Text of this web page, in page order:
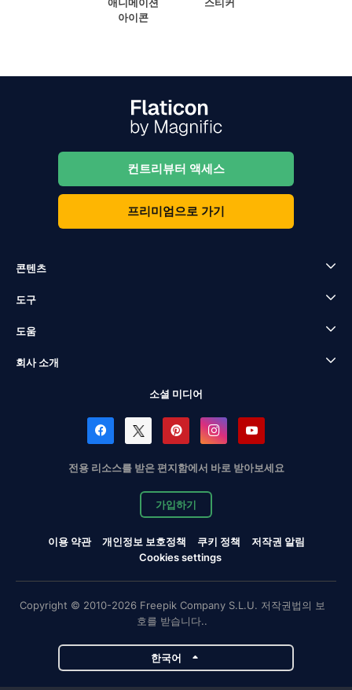
아이콘
컨트리뷰터 액세스
프리미엄으로 가기
콘텐츠
도구
도움
회사 소개
소셜 미디어
전용 리소스를 받은 편지함에서 바로 받아보세요
가입하기
이용 약관 개인정보 보호정책 쿠키 정책
저작권 알림
Cookies settings
Copyright © 2010-2026 Freepik Company S.L.U. 저작권법의 보
호를 받습니다..
한국어